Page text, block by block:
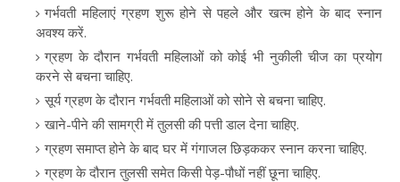
गर्भवती महिलाएं ग्रहण शुरू होने से पहले और खत्म होने के बाद स्नान
अवश्य करें.
ग्रहण के दौरान गर्भवती महिलाओं को कोई भी नुकीली चीज का प्रयोग
करने से बचना चाहिए.
सूर्य ग्रहण के दौरान गर्भवती महिलाओं को सोने से बचना चाहिए.
खाने-पीने की सामग्री में तुलसी की पत्ती डाल देना चाहिए.
ग्रहण समाप्त होने के बाद घर में गंगाजल छिड़ककर स्नान करना चाहिए.
ग्रहण के दौरान तुलसी समेत किसी पेड़-पौधों नहीं छूना चाहिए.